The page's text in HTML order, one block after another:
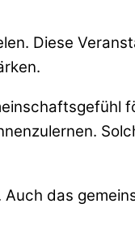
Diese
das